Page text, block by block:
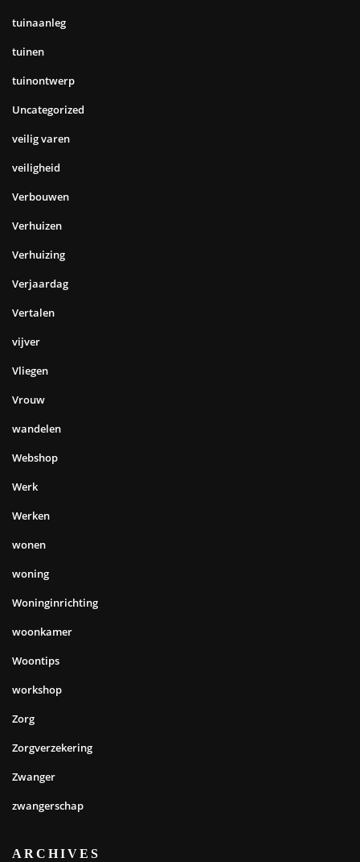
tuinaanleg
tuinen
tuinontwerp
Uncategorized
veilig varen
veiligheid
Verbouwen
Verhuizen
Verhuizing
Verjaardag
Vertalen
vijver
Vliegen
Vrouw
wandelen
Webshop
Werk
Werken
wonen
woning
Woninginrichting
woonkamer
Woontips
workshop
Zorg
Zorgverzekering
Zwanger
zwangerschap
ARCHIVES